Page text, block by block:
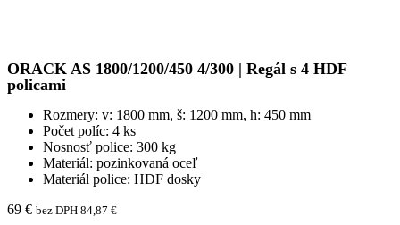
ORACK AS 1800/1200/450 4/300 | Regál s 4 HDF
policami
Rozmery: v: 1800 mm, š: 1200 mm, h: 450 mm
Počet políc: 4 ks
Nosnosť police: 300 kg
Materiál: pozinkovaná oceľ
Materiál police: HDF dosky
69 € bez DPH 84,87 €